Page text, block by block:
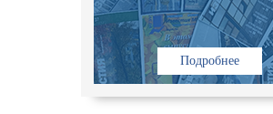
Подробнее